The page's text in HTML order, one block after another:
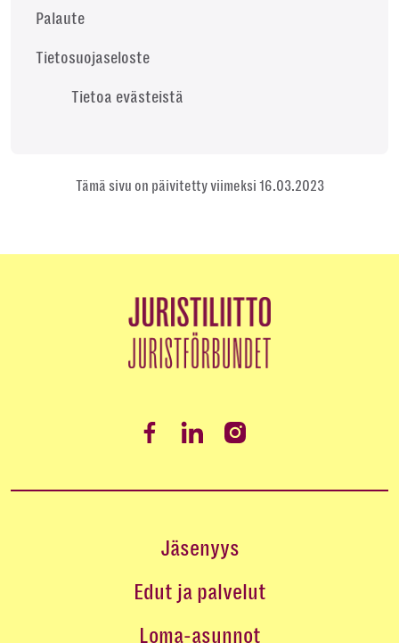
Palaute
Tietosuojaseloste
Tietoa evästeistä
Tämä sivu on päivitetty viimeksi 16.03.2023
Jäsenyys
Edut ja palvelut
Loma-asunnot